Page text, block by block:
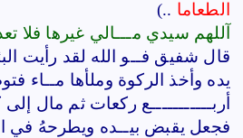
الطعاما ..)
آللهم سيدي مـــالي غيرها فلا
قال شفيق فــو الله لقد رأيت
يده وأخذ الركوة وملأها مــاء
أربـــــــــــع ركعات ثم مال
فجعل يقبض بيــده ويطرحهُ في